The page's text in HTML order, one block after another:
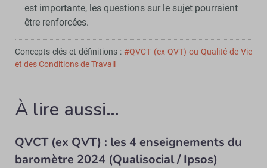
est importante, les questions sur le sujet pourraient
être renforcées.
Concepts clés et définitions :#QVCT (ex QVT) ou Qualité de Vie
et des Conditions de Travail
À lire aussi…
QVCT (ex QVT) : les 4 enseignements du
baromètre 2024 (Qualisocial / Ipsos)